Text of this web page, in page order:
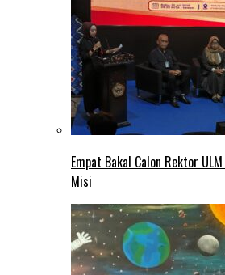
Empat Bakal Calon Rektor
Misi